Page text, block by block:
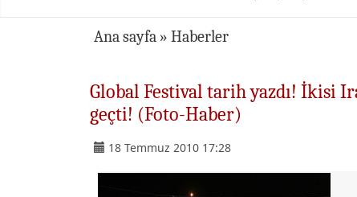
Ana sayfa » Haberler
Global Festival tarih yazdı! İkisi
geçti! (Foto-Haber)
18 Temmuz 2010 17:28